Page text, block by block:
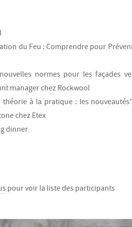
du Feu : Comprendre pour
normes pour les façades
manager chez Rockwool
théorie à la pratique : les
chez Etex
dinner
pour voir la liste des participants